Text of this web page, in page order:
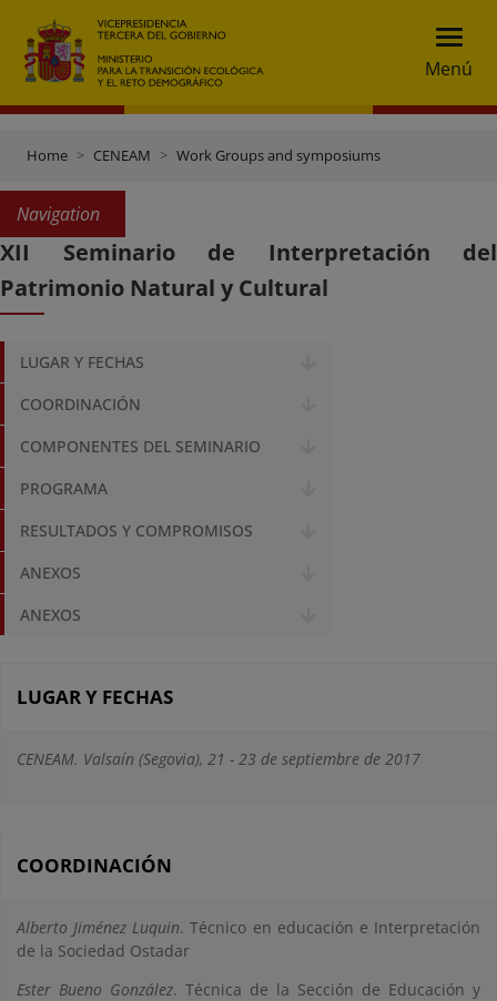
Menú
Home CENEAM Work Groups and symposiums
Navigation
XII Seminario de Interpretación del
Patrimonio Natural y Cultural
LUGAR Y FECHAS
COORDINACIÓN
COMPONENTES DEL SEMINARIO
PROGRAMA
RESULTADOS Y COMPROMISOS
ANEXOS
ANEXOS
LUGAR Y FECHAS
CENEAM. Valsaín (Segovia), 21 - 23 de septiembre de 2017
COORDINACIÓN
Alberto Jiménez Luquin. Técnico en educación e Interpretación
de la Sociedad Ostadar
Ester Bueno González. Técnica de la Sección de Educación y